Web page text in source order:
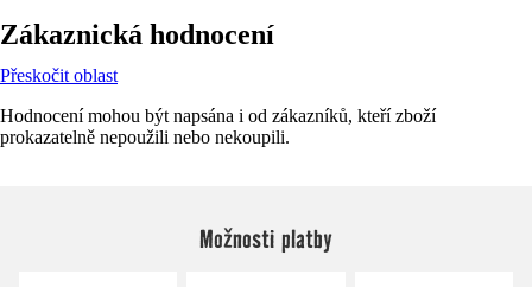
Zákaznická hodnocení
Přeskočit oblast
Hodnocení mohou být napsána i od zákazníků, kteří zboží
prokazatelně nepoužili nebo nekoupili.
Možnosti platby